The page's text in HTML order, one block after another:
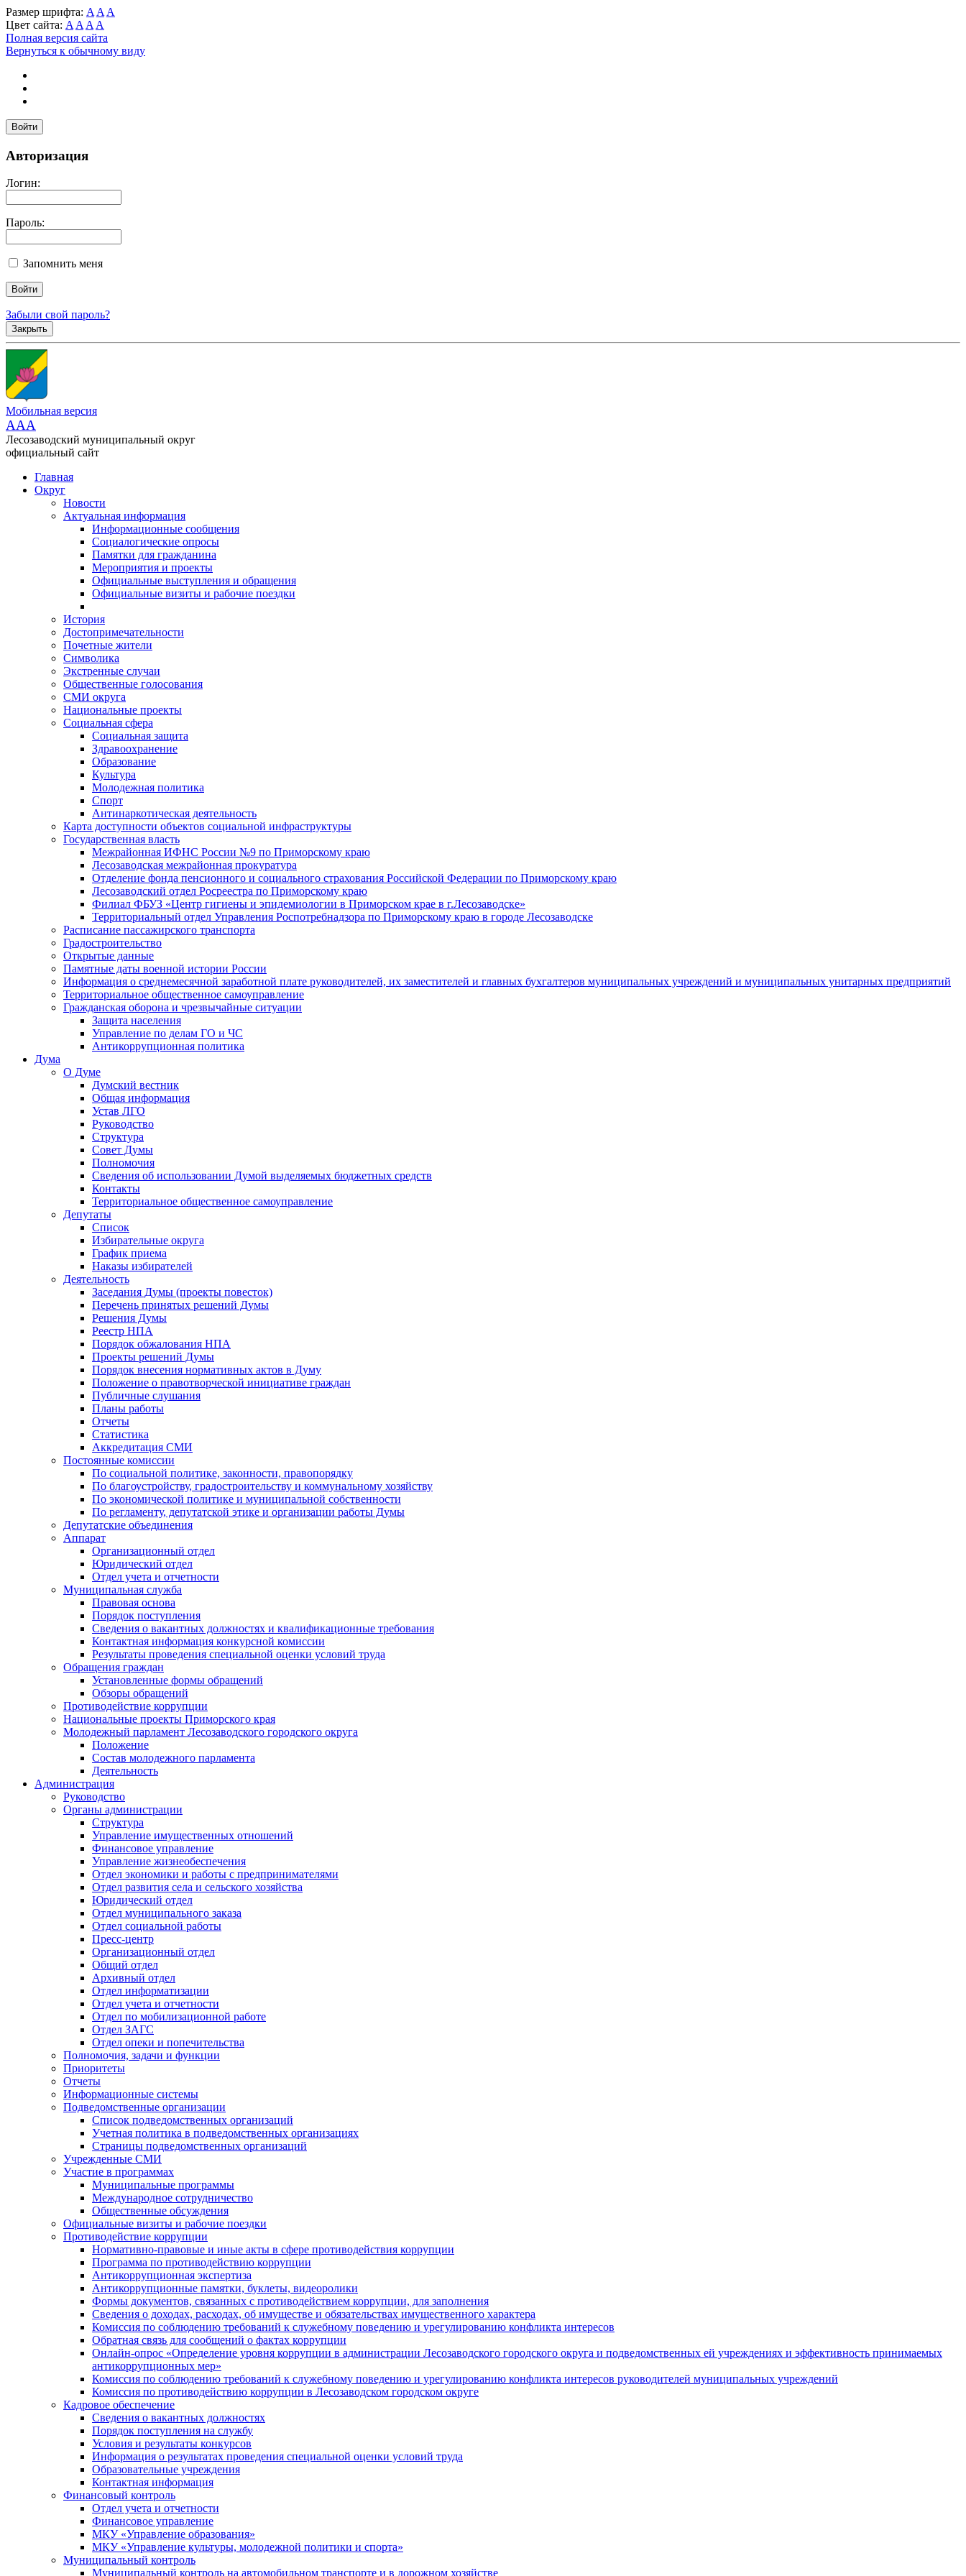
Размер шрифта: A A A
Цвет сайта: A A A A
Полная версия сайта
Вернуться к обычному виду
Войти
Авторизация
Логин:
Пароль:
Запомнить меня
Забыли свой пароль?
Закрыть
Мобильная версия
AAA
Лесозаводский муниципальный округ
официальный сайт
Главная
Округ
Новости
Актуальная информация
Информационные сообщения
Социалогические опросы
Памятки для гражданина
Мероприятия и проекты
Официальные выступления и обращения
Официальные визиты и рабочие поездки
История
Достопримечательности
Почетные жители
Символика
Экстренные случаи
Общественные голосования
СМИ округа
Национальные проекты
Социальная сфера
Социальная защита
Здравоохранение
Образование
Культура
Молодежная политика
Спорт
Антинаркотическая деятельность
Карта доступности объектов социальной инфраструктуры
Государственная власть
Межрайонная ИФНС России №9 по Приморскому краю
Лесозаводская межрайонная прокуратура
Отделение фонда пенсионного и социального страхования Российской Федерации по Приморскому краю
Лесозаводский отдел Росреестра по Приморскому краю
Филиал ФБУЗ «Центр гигиены и эпидемиологии в Приморском крае в г.Лесозаводске»
Территориальный отдел Управления Роспотребнадзора по Приморскому краю в городе Лесозаводске
Расписание пассажирского транспорта
Градостроительство
Открытые данные
Памятные даты военной истории России
Информация о среднемесячной заработной плате руководителей, их заместителей и главных бухгалтеров муниципальных учреждений и муниципальных унитарных предприятий
Территориальное общественное самоуправление
Гражданская оборона и чрезвычайные ситуации
Защита населения
Управление по делам ГО и ЧС
Антикоррупционная политика
Дума
О Думе
Думский вестник
Общая информация
Устав ЛГО
Руководство
Структура
Совет Думы
Полномочия
Сведения об использовании Думой выделяемых бюджетных средств
Контакты
Территориальное общественное самоуправление
Депутаты
Список
Избирательные округа
График приема
Наказы избирателей
Деятельность
Заседания Думы (проекты повесток)
Перечень принятых решений Думы
Решения Думы
Реестр НПА
Порядок обжалования НПА
Проекты решений Думы
Порядок внесения нормативных актов в Думу
Положение о правотворческой инициативе граждан
Публичные слушания
Планы работы
Отчеты
Статистика
Аккредитация СМИ
Постоянные комиссии
По социальной политике, законности, правопорядку
По благоустройству, градостроительству и коммунальному хозяйству
По экономической политике и муниципальной собственности
По регламенту, депутатской этике и организации работы Думы
Депутатские объединения
Аппарат
Организационный отдел
Юридический отдел
Отдел учета и отчетности
Муниципальная служба
Правовая основа
Порядок поступления
Сведения о вакантных должностях и квалификационные требования
Контактная информация конкурсной комиссии
Результаты проведения специальной оценки условий труда
Обращения граждан
Установленные формы обращений
Обзоры обращений
Противодействие коррупции
Национальные проекты Приморского края
Молодежный парламент Лесозаводского городского округа
Положение
Состав молодежного парламента
Деятельность
Администрация
Руководство
Органы администрации
Структура
Управление имущественных отношений
Финансовое управление
Управление жизнеобеспечения
Отдел экономики и работы с предпринимателями
Отдел развития села и сельского хозяйства
Юридический отдел
Отдел муниципального заказа
Отдел социальной работы
Пресс-центр
Организационный отдел
Общий отдел
Архивный отдел
Отдел информатизации
Отдел учета и отчетности
Отдел по мобилизационной работе
Отдел ЗАГС
Отдел опеки и попечительства
Полномочия, задачи и функции
Приоритеты
Отчеты
Информационные системы
Подведомственные организации
Список подведомственных организаций
Учетная политика в подведомственных организациях
Страницы подведомственных организаций
Учрежденные СМИ
Участие в программах
Муниципальные программы
Международное сотрудничество
Общественные обсуждения
Официальные визиты и рабочие поездки
Противодействие коррупции
Нормативно-правовые и иные акты в сфере противодействия коррупции
Программа по противодействию коррупции
Антикоррупционная экспертиза
Антикоррупционные памятки, буклеты, видеоролики
Формы документов, связанных с противодействием коррупции, для заполнения
Сведения о доходах, расходах, об имуществе и обязательствах имущественного характера
Комиссия по соблюдению требований к служебному поведению и урегулированию конфликта интересов
Обратная связь для сообщений о фактах коррупции
Онлайн-опрос «Определение уровня коррупции в администрации Лесозаводского городского округа и подведомственных ей учреждениях и эффективность принимаемых
антикоррупционных мер»
Комиссия по соблюдению требований к служебному поведению и урегулированию конфликта интересов руководителей муниципальных учреждений
Комиссия по противодействию коррупции в Лесозаводском городском округе
Кадровое обеспечение
Сведения о вакантных должностях
Порядок поступления на службу
Условия и результаты конкурсов
Информация о результатах проведения специальной оценки условий труда
Образовательные учреждения
Контактная информация
Финансовый контроль
Отдел учета и отчетности
Финансовое управление
МКУ «Управление образования»
МКУ «Управление культуры, молодежной политики и спорта»
Муниципальный контроль
Муниципальный контроль на автомобильном транспорте и в дорожном хозяйстве